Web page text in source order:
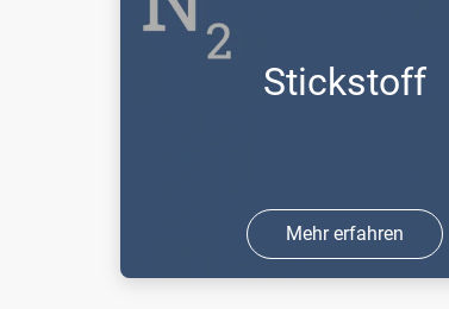
ALIGAL 1 ist ein verdichtetes farb- und
geruchloses Gas, das nicht brennbar
sowie erstickend in hohen ...
Stickstoff
Mehr erfahren